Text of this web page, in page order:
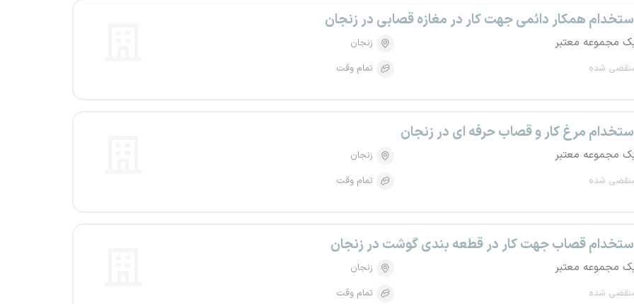
همکار دائمی جهت کار در مغازه قصابی در زنجان
مجموعه معتبر
شده
زنجان
تمام وقت
مرغ کار و قصاب حرفه ای در زنجان
مجموعه معتبر
شده
زنجان
تمام وقت
قصاب جهت کار در قطعه بندی گوشت در زنجان
مجموعه معتبر
شده
زنجان
تمام وقت